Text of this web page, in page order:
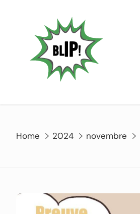
Home 2024 novembre